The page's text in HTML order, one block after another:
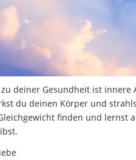
zu deiner Gesundheit ist
du deinen Körper und
finden und lernst